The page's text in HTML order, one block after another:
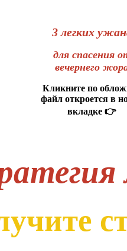
3 легких
для спасения
вечернего
Кликните по
файл откроется в
вкладке 👉